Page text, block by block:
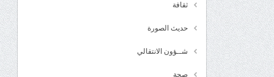
ثقافة
حديث الصورة
شــؤون الانتقالي
صحة